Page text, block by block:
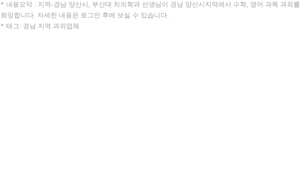
* 내용요약 : 지역-경남 양산시, 부산대 치의학과 선생님이 경남 양산시지역에서 수학, 영어 과목 과외를
희망합니다. 자세한 내용은 로그인 후에 보실 수 있습니다.
* 태그: 경남 지역 과외업체